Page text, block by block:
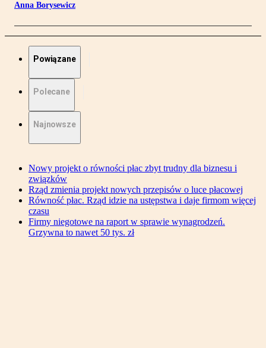
Anna Borysewicz
Powiązane
Polecane
Najnowsze
Nowy projekt o równości płac zbyt trudny dla biznesu i
związków
Rząd zmienia projekt nowych przepisów o luce płacowej
Równość płac. Rząd idzie na ustępstwa i daje firmom więcej
czasu
Firmy niegotowe na raport w sprawie wynagrodzeń.
Grzywna to nawet 50 tys. zł